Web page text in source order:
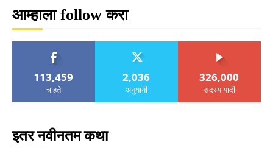
आम्हाला follow करा
113,459
चाहते
2,036
अनुयायी
326,000
सदस्य यादी
इतर नवीनतम कथा